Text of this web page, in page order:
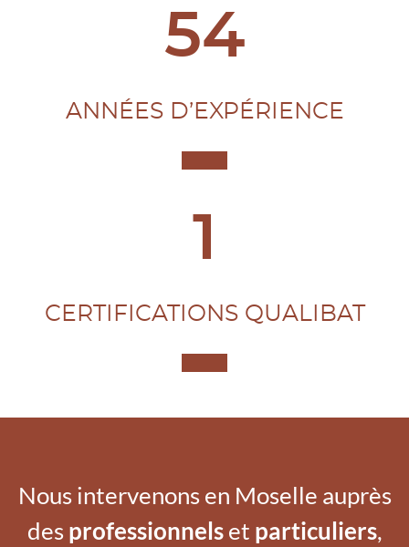
60
ANNÉES D’EXPÉRIENCE
2
CERTIFICATIONS QUALIBAT
Nous intervenons en Moselle auprès
des professionnelset particuliers,